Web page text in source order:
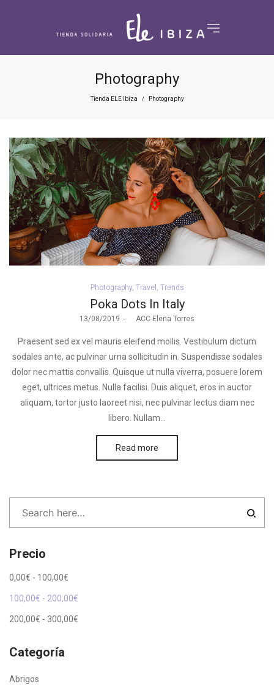
Photography
Tienda ELE Ibiza / Photography
Posted
in
Photography Travel Trends
Poka Dots In Italy
Posted
13/08/2019 byACC Elena Torres
Praesent sed ex vel mauris eleifend mollis. Vestibulum dictum
sodales ante, ac pulvinar urna sollicitudin in. Suspendisse sodales
dolor nec mattis convallis. Quisque ut nulla viverra, posuere lorem
eget, ultrices metus. Nulla facilisi. Duis aliquet, eros in auctor
aliquam, tortor justo laoreet nisi, nec pulvinar lectus diam nec
libero. Nullam…
Read more
Precio
0,00€ - 100,00€
100,00€ - 200,00€
200,00€ - 300,00€
Categoría
Abrigos